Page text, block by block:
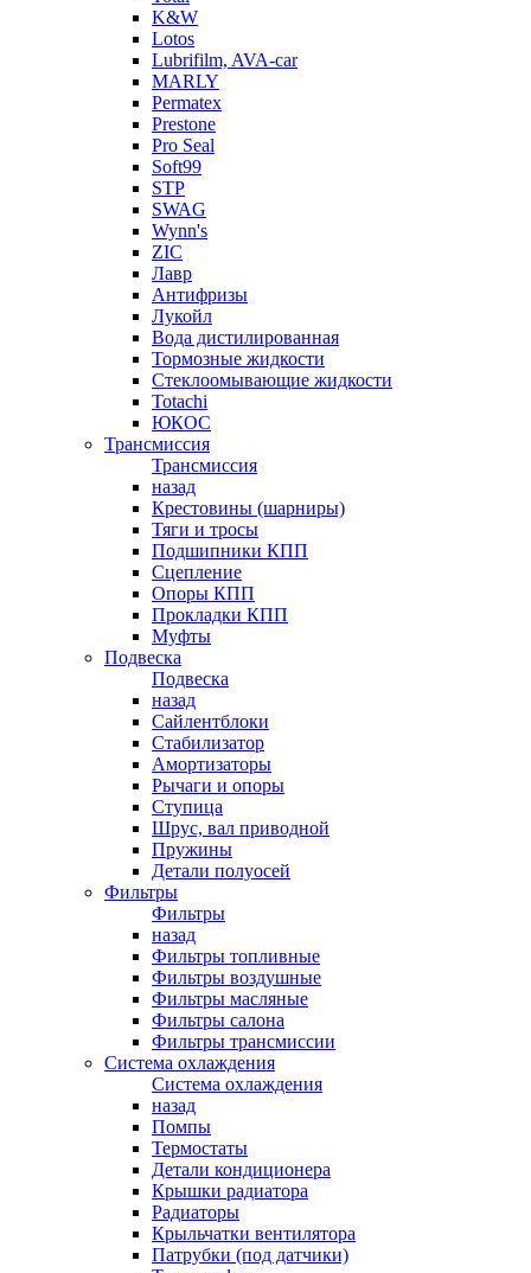
K&W
Lotos
Lubrifilm, AVA-car
MARLY
Permatex
Prestone
Pro Seal
Soft99
STP
SWAG
Wynn's
ZIC
Лавр
Антифризы
Лукойл
Вода дистилированная
Тормозные жидкости
Стеклоомывающие жидкости
Totachi
ЮКОС
Трансмиссия
Трансмиссия
назад
Крестовины (шарниры)
Тяги и тросы
Подшипники КПП
Сцепление
Опоры КПП
Прокладки КПП
Муфты
Подвеска
Подвеска
назад
Сайлентблоки
Стабилизатор
Амортизаторы
Рычаги и опоры
Ступица
Шрус, вал приводной
Пружины
Детали полуосей
Фильтры
Фильтры
назад
Фильтры топливные
Фильтры воздушные
Фильтры масляные
Фильтры салона
Фильтры трансмиссии
Система охлаждения
Система охлаждения
назад
Помпы
Термостаты
Детали кондиционера
Крышки радиатора
Радиаторы
Крыльчатки вентилятора
Патрубки (под датчики)